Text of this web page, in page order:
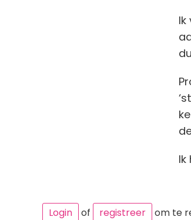
Ik
Login of registreer om te